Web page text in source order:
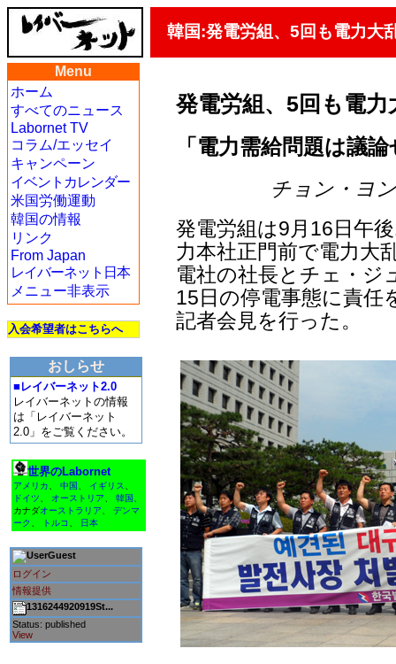
韓国:発電労組、5回も電力大
Menu
ホーム
すべてのニュース
Labornet TV
コラム/エッセイ
キャンペーン
イベントカレンダー
米国労働運動
韓国の情報
リンク
From Japan
レイバーネット日本
メニュー非表示
入会希望者はこちらへ
おしらせ
■レイバーネット2.0
レイバーネットの情報
は「レイバーネット
2.0」をご覧ください。
世界のLabornet
アメリカ 中国 イギリス
ドイツ
オーストリア 韓国
カナダオーストラリア
デンマ
ーク
トルコ 日本
Guest
ログイン
情報提供
1316244920919St...
Status: published
View
発電労組、5回も電
「電力需給問題は議
チョン・ヨ
発電労組は9月16日午
力本社正門前で電力大
電社の社長とチェ・ジ
15日の停電事態に責任
記者会見を行った。